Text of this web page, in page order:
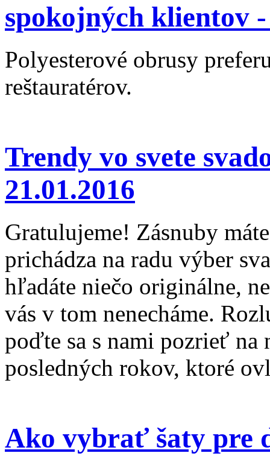
spokojných klientov
Polyesterové obrusy
reštauratérov.
Trendy vo svete
21.01.2016
Gratulujeme! Zásnuby
prichádza na radu výber
hľadáte niečo originálne,
vás v tom nenecháme.
poďte sa s nami pozrieť na
posledných rokov, ktoré
Ako vybrať šaty pre